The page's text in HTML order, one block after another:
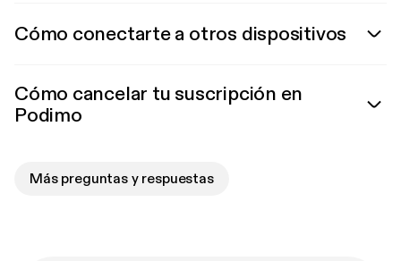
Cómo conectarte a otros dispositivos
Cómo cancelar tu suscripción en
Podimo
Más preguntas y respuestas